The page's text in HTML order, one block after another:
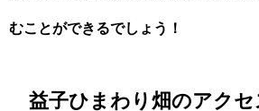
むことができるでしょう！
益子ひまわり畑のアク